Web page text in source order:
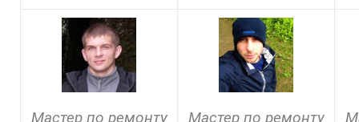
Мастер по ремонту
Мастер по ремонту